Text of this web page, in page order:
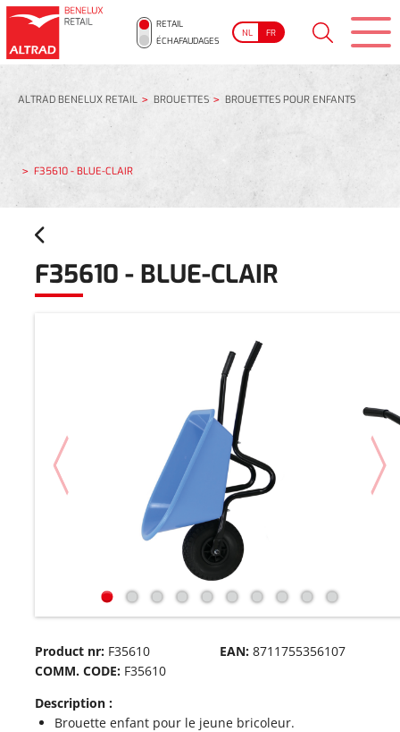
RETAIL
ÉCHAFAUDAGES
NL FR
ALTRAD BENELUX RETAIL BROUETTES BROUETTES POUR ENFANTS
F35610 - BLUE-CLAIR
F35610 - BLUE-CLAIR
Product nr: F35610 EAN: 8711755356107
COMM. CODE: F35610
Description :
Brouette enfant pour le jeune bricoleur.